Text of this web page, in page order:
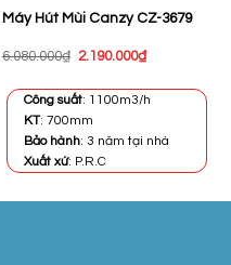
Máy Hút Mùi Canzy CZ-3679
6.080.000₫ Giá
6.080.000₫.
2.190.000₫Giá
là:
Công suất: 1100m3/h
KT: 700mm
Bảo hành: 3 năm tại nhà
Xuất xứ: P.R.C